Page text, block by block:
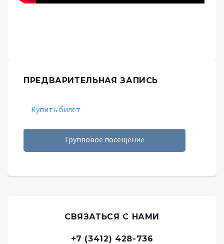
ПРЕДВАРИТЕЛЬНАЯ ЗАПИСЬ
Купить билет
Групповое посещение
СВЯЗАТЬСЯ С НАМИ
+7 (3412) 428-736